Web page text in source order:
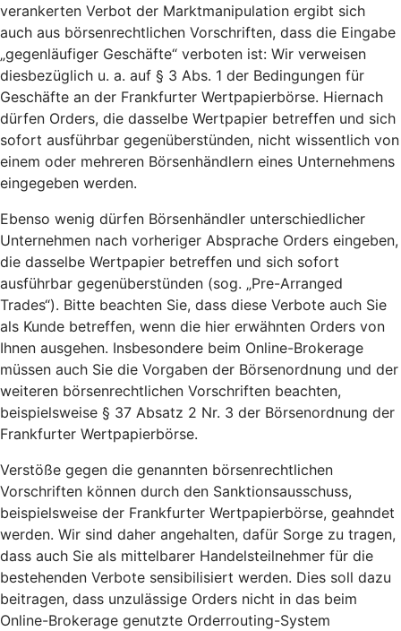
verankerten Verbot der Marktmanipulation ergibt sich
auch aus börsenrechtlichen Vorschriften, dass die Eingabe
„gegenläufiger Geschäfte“ verboten ist: Wir verweisen
diesbezüglich u. a. auf § 3 Abs. 1 der Bedingungen für
Geschäfte an der Frankfurter Wertpapierbörse. Hiernach
dürfen Orders, die dasselbe Wertpapier betreffen und sich
sofort ausführbar gegenüberstünden, nicht wissentlich von
einem oder mehreren Börsenhändlern eines Unternehmens
eingegeben werden.
Ebenso wenig dürfen Börsenhändler unterschiedlicher
Unternehmen nach vorheriger Absprache Orders eingeben,
die dasselbe Wertpapier betreffen und sich sofort
ausführbar gegenüberstünden (sog. „Pre-Arranged
Trades“). Bitte beachten Sie, dass diese Verbote auch Sie
als Kunde betreffen, wenn die hier erwähnten Orders von
Ihnen ausgehen. Insbesondere beim Online-Brokerage
müssen auch Sie die Vorgaben der Börsenordnung und der
weiteren börsenrechtlichen Vorschriften beachten,
beispielsweise § 37 Absatz 2 Nr. 3 der Börsenordnung der
Frankfurter Wertpapierbörse.
Verstöße gegen die genannten börsenrechtlichen
Vorschriften können durch den Sanktionsausschuss,
beispielsweise der Frankfurter Wertpapierbörse, geahndet
werden. Wir sind daher angehalten, dafür Sorge zu tragen,
dass auch Sie als mittelbarer Handelsteilnehmer für die
bestehenden Verbote sensibilisiert werden. Dies soll dazu
beitragen, dass unzulässige Orders nicht in das beim
Online-Brokerage genutzte Orderrouting-System